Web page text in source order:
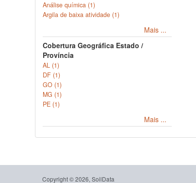
Análise química (1)
Argila de baixa atividade (1)
Mais ...
Cobertura Geográfica Estado /
Província
AL (1)
DF (1)
GO (1)
MG (1)
PE (1)
Mais ...
Copyright © 2026, SoilData